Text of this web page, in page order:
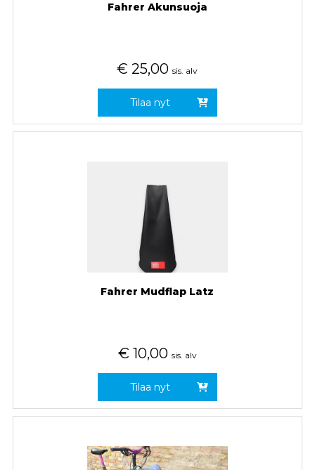
Fahrer Akunsuoja
€ 25,00 sis. alv
Tilaa nyt
Fahrer Mudflap Latz
€ 10,00 sis. alv
Tilaa nyt